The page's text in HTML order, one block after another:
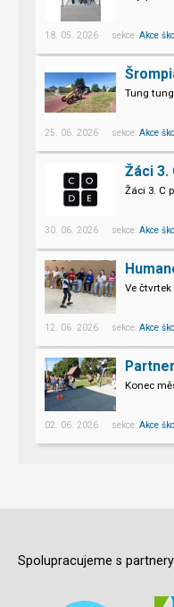
18. 05. 2026 sekce: Akce
Tung
25. 06. 2026 sekce: Akce
Žáci 3. C
30. 06. 2026 sekce: Akce
Ve
Pro
12. 06. 2026 sekce: Akce
Konec
02. 06. 2026 sekce: Akce
Spolupracujeme s